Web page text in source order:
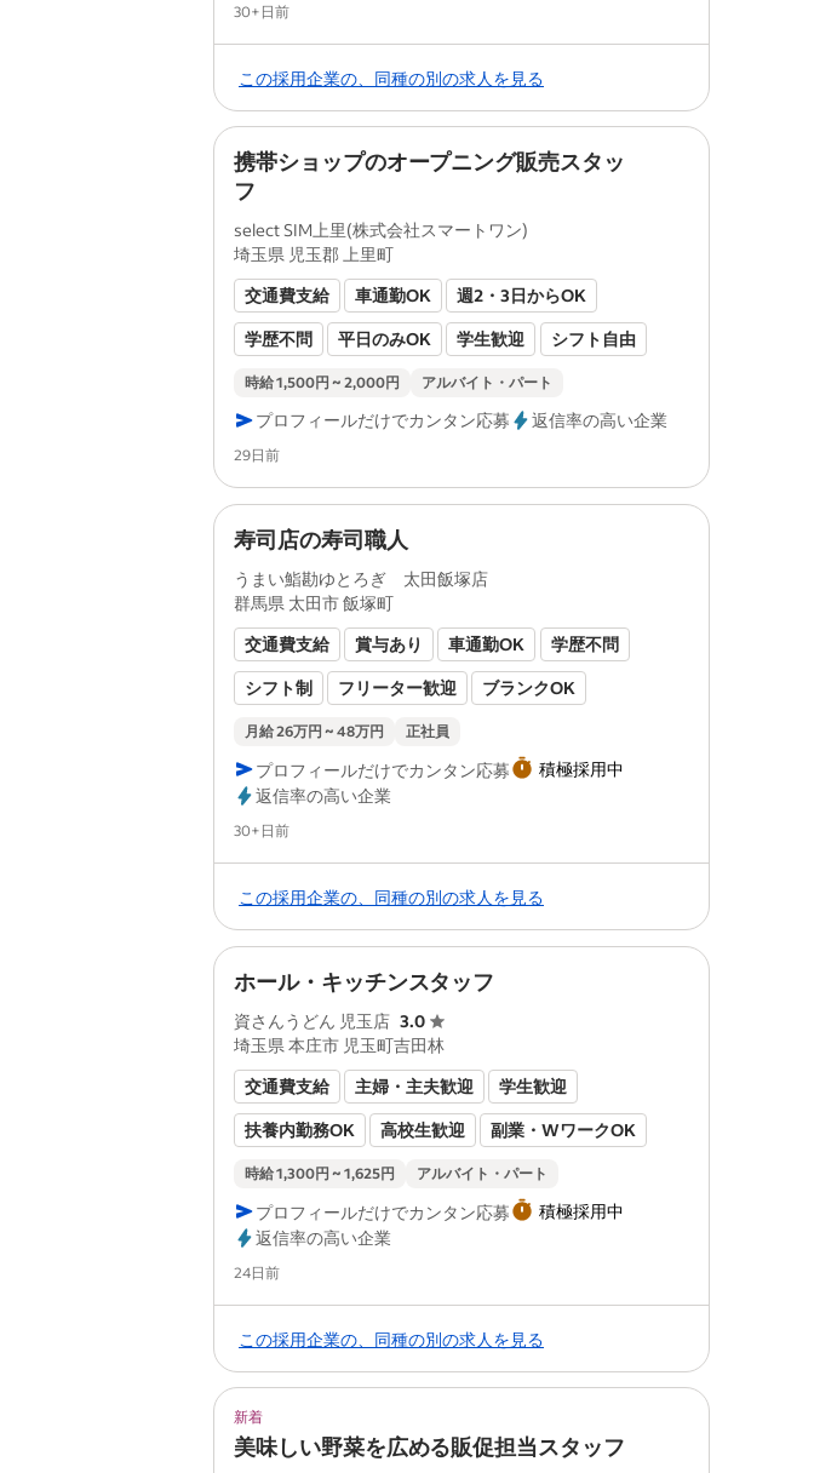
Posted
30+日前
この採用企業の、同種の別の求人を見る
携帯ショップのオープニング販売スタッ
フ
select SIM上里(株式会社スマートワン)
埼玉県 児玉郡 上里町
交通費支給
車通勤OK
週2・3日からOK
学歴不問
平日のみOK 学生歓迎
シフト自由
転勤なし
シフト制 駅近5分以内
フリーター歓迎
社員登用あり
土日祝のみOK
ブランクOK
経験者歓迎
健康保険あり
厚生年金あり
雇用保険あり
未経験者歓迎
時給 1,500円 ~ 2,000円 アルバイト・パート
プロフィールだけでカンタン応募 返信率の高い企業
Posted
29日前
寿司店の寿司職人
うまい鮨勘ゆとろぎ 太田飯塚店
群馬県 太田市 飯塚町
交通費支給
賞与あり 車通勤OK
学歴不問
シフト制
フリーター歓迎
ブランクOK
オープニングスタッフ
研修あり
経験者歓迎
有資格者歓迎
社割あり
健康保険あり
未経験者歓迎
労災保険あり
月給 26万円 ~ 48万円 正社員
プロフィールだけでカンタン応募
積極採用中
返信率の高い企業
Posted
30+日前
この採用企業の、同種の別の求人を見る
ホール・キッチンスタッフ
資さんうどん 児玉店 3.0
埼玉県 本庄市 児玉町吉田林
交通費支給
主婦・主夫歓迎
学生歓迎
扶養内勤務OK
高校生歓迎
副業・WワークOK
シフト制
履歴書不要
社員登用あり
土日祝のみOK
オープニングスタッフ
食事補助あり
雇用保険あり
労災保険あり
時給 1,300円 ~ 1,625円 アルバイト・パート
プロフィールだけでカンタン応募
積極採用中
返信率の高い企業
Posted
24日前
この採用企業の、同種の別の求人を見る
美味しい野菜を広める販促担当スタッフ
新着